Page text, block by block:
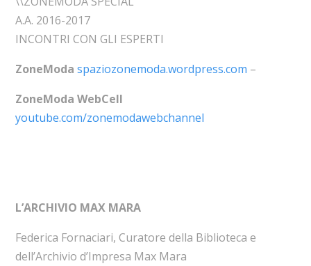
A.A. 2016-2017
INCONTRI CON GLI ESPERTI
ZoneModa spaziozonemoda.wordpress.com –
ZoneModa WebCell
youtube.com/zonemodawebchannel
L’ARCHIVIO MAX MARA
Federica Fornaciari, Curatore della Biblioteca e
dell’Archivio d’Impresa Max Mara